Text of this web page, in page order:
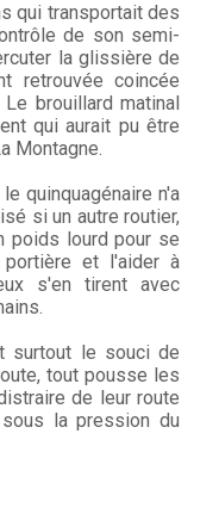
qui transportait des
de son semi-
la glissière de
retrouvée coincée
brouillard matinal
qui aurait pu être
Montagne.
quinquagénaire n'a
si un autre routier,
poids lourd pour se
et l'aider à
s'en tirent avec
surtout le souci de
tout pousse les
de leur route
la pression du